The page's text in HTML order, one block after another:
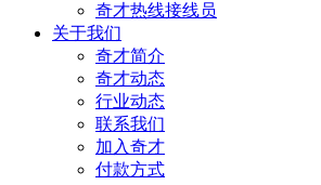
奇才热线接线员
关于我们
奇才简介
奇才动态
行业动态
联系我们
加入奇才
付款方式